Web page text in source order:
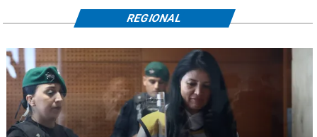
REGIONAL